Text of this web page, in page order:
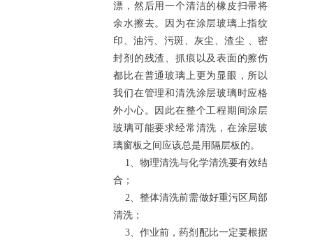
漂，然后用一个清洁的橡皮扫帚将
余水擦去。因为在涂层玻璃上指纹
印、油污、污斑、灰尘、渣尘 、密
封剂的残渣、抓痕以及表面的擦伤
都比在普通玻璃上更为显眼，所以
我们在管理和清洗涂层玻璃时应格
外小心。因此在整个工程期间涂层
玻璃可能要求经常清洗，在涂层玻
璃窗板之间应该总是用隔层板的。
1、物理清洗与化学清洗要有效结
合；
2、整体清洗前需做好重污区局部
清洗；
3、作业前，药剂配比一定要根据